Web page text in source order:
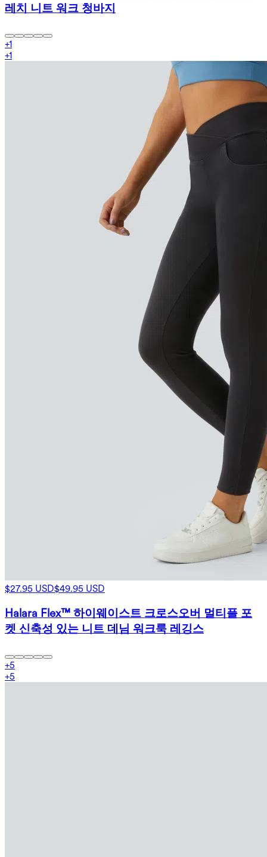
레치 니트 워크 청바지
+1
+1
$27.95 USD$49.95 USD
Halara Flex™ 하이웨이스트 크로스오버 멀티플 포
켓 신축성 있는 니트 데님 워크룩 레깅스
+5
+5